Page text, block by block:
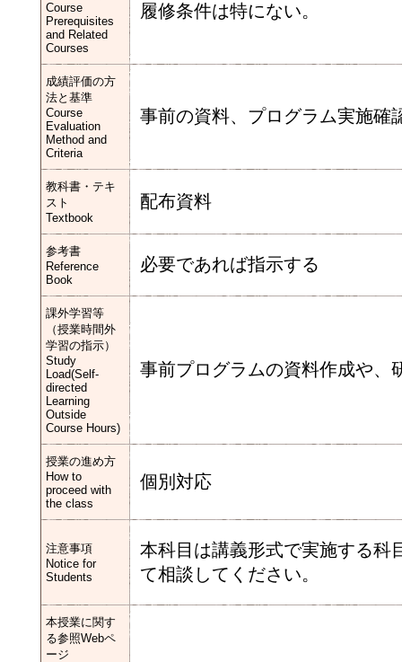
Course
Prerequisites
and Related
Courses
履修条件は特にない。
成績評価の方
法と基準
Course
Evaluation
Method and
Criteria
事前の資料、プログラム実施確
教科書・テキ
スト
Textbook
配布資料
参考書
Reference
Book
必要であれば指示する
課外学習等
（授業時間外
学習の指示）
Study
Load(Self-
directed
Learning
Outside
Course Hours)
事前プログラムの資料作成や、
授業の進め方
How to
proceed with
the class
個別対応
注意事項
Notice for
Students
本科目は講義形式で実施する科
て相談してください。
本授業に関す
る参照Webペ
ージ